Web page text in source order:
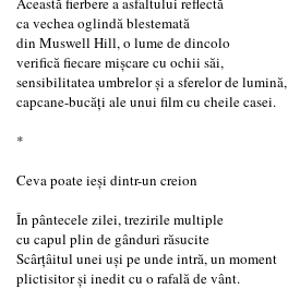
ca vechea oglindă blestemată
din Muswell Hill, o lume de dincolo
verifică fiecare mișcare cu ochii săi,
sensibilitatea umbrelor și a sferelor de lumină,
capcane-bucăți ale unui film cu cheile casei.
*
Ceva poate ieşi dintr-un creion
În pântecele zilei, trezirile multiple
cu capul plin de gânduri răsucite
Scârțâitul unei uși pe unde intră, un moment
plictisitor și inedit cu o rafală de vânt.